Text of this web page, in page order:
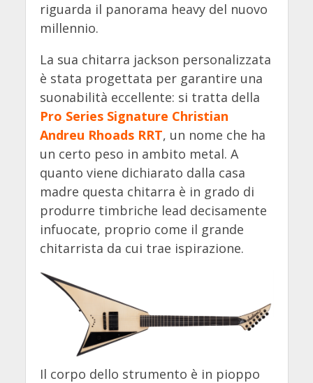
riguarda il panorama heavy del nuovo
millennio.
La sua chitarra jackson personalizzata
è stata progettata per garantire una
suonabilità eccellente: si tratta della
Pro Series Signature Christian
Andreu Rhoads RRT, un nome che ha
un certo peso in ambito metal. A
quanto viene dichiarato dalla casa
madre questa chitarra è in grado di
produrre timbriche lead decisamente
infuocate, proprio come il grande
chitarrista da cui trae ispirazione.
Il corpo dello strumento è in pioppo